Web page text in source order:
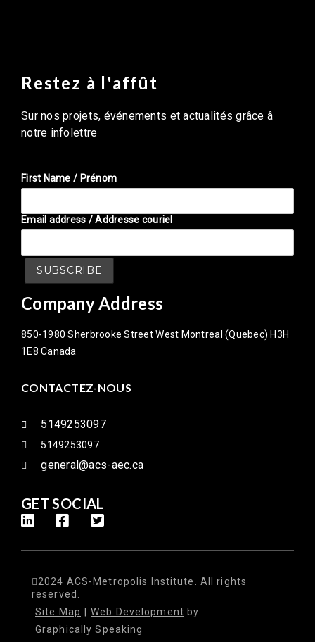
Restez à l'affût
Sur nos projets, événements et actualités grâce â
notre infolettre
First Name / Prénom
Email address / Addresse couriel
Company Address
850-1980 Sherbrooke Street West Montreal (Quebec) H3H
1E8 Canada
CONTACTEZ-NOUS
5149253097
5149253097
general@acs-aec.ca
GET SOCIAL
2024 ACS-Metropolis Institute. All rights
reserved.
Site Map
Web Development by
Graphically Speaking